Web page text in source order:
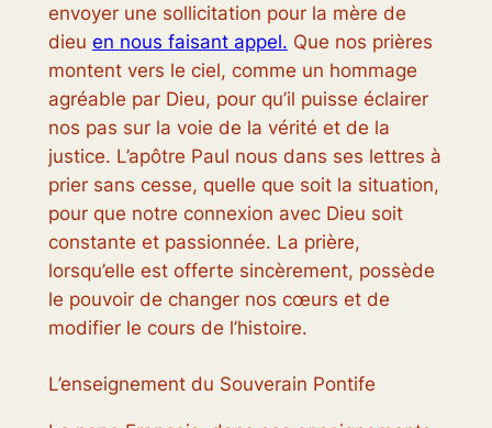
envoyer une sollicitation pour la mère de
dieu en nous faisant appel. Que nos prières
montent vers le ciel, comme un hommage
agréable par Dieu, pour qu’il puisse éclairer
nos pas sur la voie de la vérité et de la
justice. L’apôtre Paul nous dans ses lettres à
prier sans cesse, quelle que soit la situation,
pour que notre connexion avec Dieu soit
constante et passionnée. La prière,
lorsqu’elle est offerte sincèrement, possède
le pouvoir de changer nos cœurs et de
modifier le cours de l’histoire.
L’enseignement du Souverain Pontife